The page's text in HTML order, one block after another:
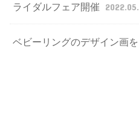
ライダルフェア開催
ベビーリングのデザイン画